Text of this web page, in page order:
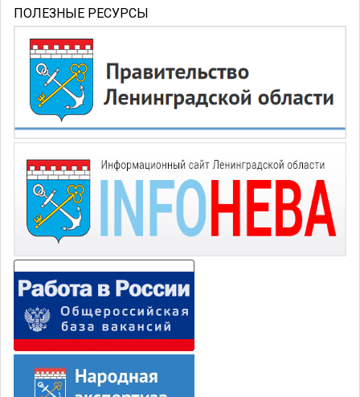
ПОЛЕЗНЫЕ РЕСУРСЫ